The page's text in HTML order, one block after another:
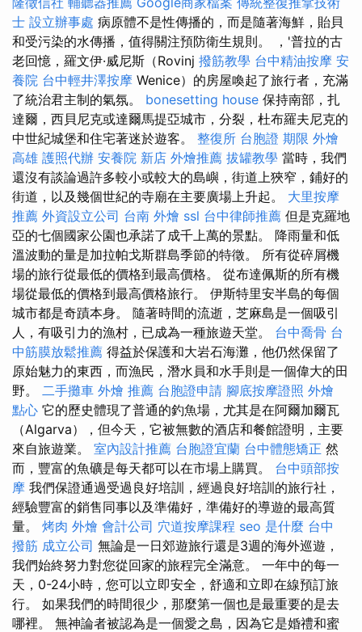
士 設立辦事處 病原體不是性傳播的，而是隨著海鮮，貽貝
和受污染的水傳播，值得關注預防衛生規則。 ，'普拉的古
老回憶，羅文伊·威尼斯（Rovinj 撥筋教學 台中精油按摩 安
養院 台中輕井澤按摩 Wenice）的房屋喚起了旅行者，充滿
了統治君主制的氣氛。 bonesetting house 保持南部，扎
達爾，西貝尼克或達爾馬提亞城市，分裂，杜布羅夫尼克的
中世紀城堡和住宅著迷於遊客。 整復所 台胞證 期限 外燴
高雄 護照代辦 安養院 新店 外燴推薦 拔罐教學 當時，我們
還沒有談論過許多較小或較大的島嶼，街道上狹窄，鋪好的
街道，以及幾個世紀的寺廟在主要廣場上升起。 大里按摩
推薦 外資設立公司 台南 外燴 ssl 台中律師推薦 但是克羅地
亞的七個國家公園也承諾了成千上萬的景點。 降雨量和低
溫波動的量是加拉帕戈斯群島季節的特徵。 所有從碎屑機
場的旅行從最低的價格到最高價格。 從布達佩斯的所有機
場從最低的價格到最高價格旅行。 伊斯特里安半島的每個
城市都是奇蹟本身。 隨著時間的流逝，芝麻島是一個吸引
人，有吸引力的漁村，已成為一種旅遊天堂。 台中喬骨 台
中筋膜放鬆推薦 得益於保護和大岩石海灘，他仍然保留了
原始魅力的東西，而漁民，潛水員和水手則是一個偉大的田
野。 二手攤車 外燴 推薦 台胞證申請 腳底按摩證照 外燴
點心 它的歷史體現了普通的釣魚場，尤其是在阿爾加爾瓦
（Algarva），但今天，它被無數的酒店和餐館證明，主要
來自旅遊業。 室內設計推薦 台胞證宜蘭 台中體態矯正 然
而，豐富的魚礦是每天都可以在市場上購買。 台中頭部按
摩 我們保證通過受過良好培訓，經過良好培訓的旅行社，
經驗豐富的銷售同事以及準備好，準備好的導遊的最高質
量。 烤肉 外燴 會計公司 穴道按摩課程 seo 是什麼 台中
撥筋 成立公司 無論是一日郊遊旅行還是3週的海外巡遊，
我們始終努力對您從回家的旅程完全滿意。 一年中的每一
天，0-24小時，您可以立即安全，舒適和立即在線預訂旅
行。 如果我們的時間很少，那麼第一個也是最重要的是去
哪裡。 無神論者被認為是一個愛之島，因為它是婚禮和蜜